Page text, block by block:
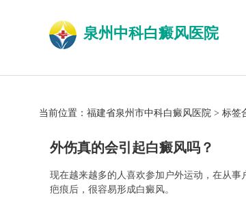
泉州中科白癜风医院
当前位置： 福建省泉州市中科白癜风医院 > 标签
外伤真的会引起白癜风吗？
现在越来越多的人喜欢参加户外运动，在从
疤痕后，很容易形成白癜风。